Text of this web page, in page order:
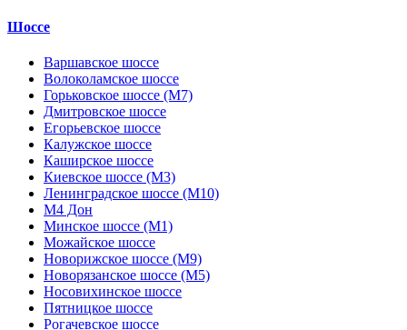
Шоссе
Варшавское шоссе
Волоколамское шоссе
Горьковское шоссе (М7)
Дмитровское шоссе
Егорьевское шоссе
Калужское шоссе
Каширское шоссе
Киевское шоссе (М3)
Ленинградское шоссе (М10)
М4 Дон
Минское шоссе (М1)
Можайское шоссе
Новорижское шоссе (М9)
Новорязанское шоссе (М5)
Носовихинское шоссе
Пятницкое шоссе
Рогачевское шоссе